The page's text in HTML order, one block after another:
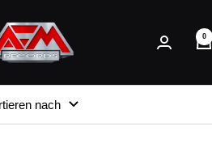
0
nach